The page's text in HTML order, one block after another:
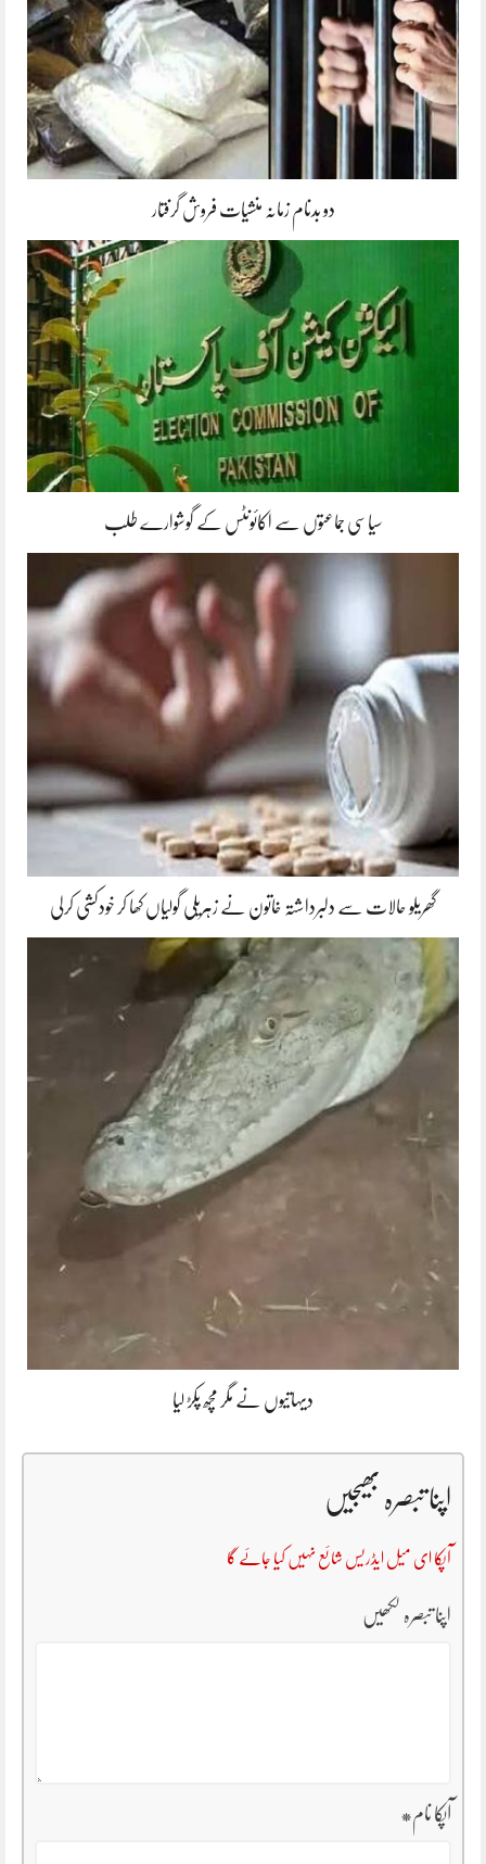
دو بدنام زمانہ منشیات فروش گرفتار
سیاسی جماعتوں سے اکائونٹس کے گوشوارے طلب
گھریلو حالات سے دلبرداشتہ خاتون نے زہریلی گولیاں کھا کر خودکشی کرلی
دیہاتیوں نے مگر مچھ پکڑ لیا
اپنا تبصرہ بھیجیں
آپکا ای میل ایڈریس شائع نہیں کیا جائے گا
اپنا تبصرہ لکھیں
آپکا نام*